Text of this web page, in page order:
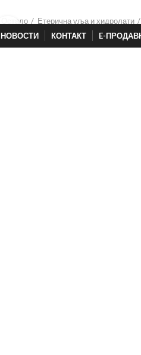
НОВОСТИ КОНТАКТ E-
Остало Етерична уља и хидролати
Click to enlarge